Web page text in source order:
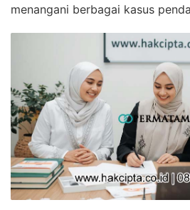
menangani berbagai kasus